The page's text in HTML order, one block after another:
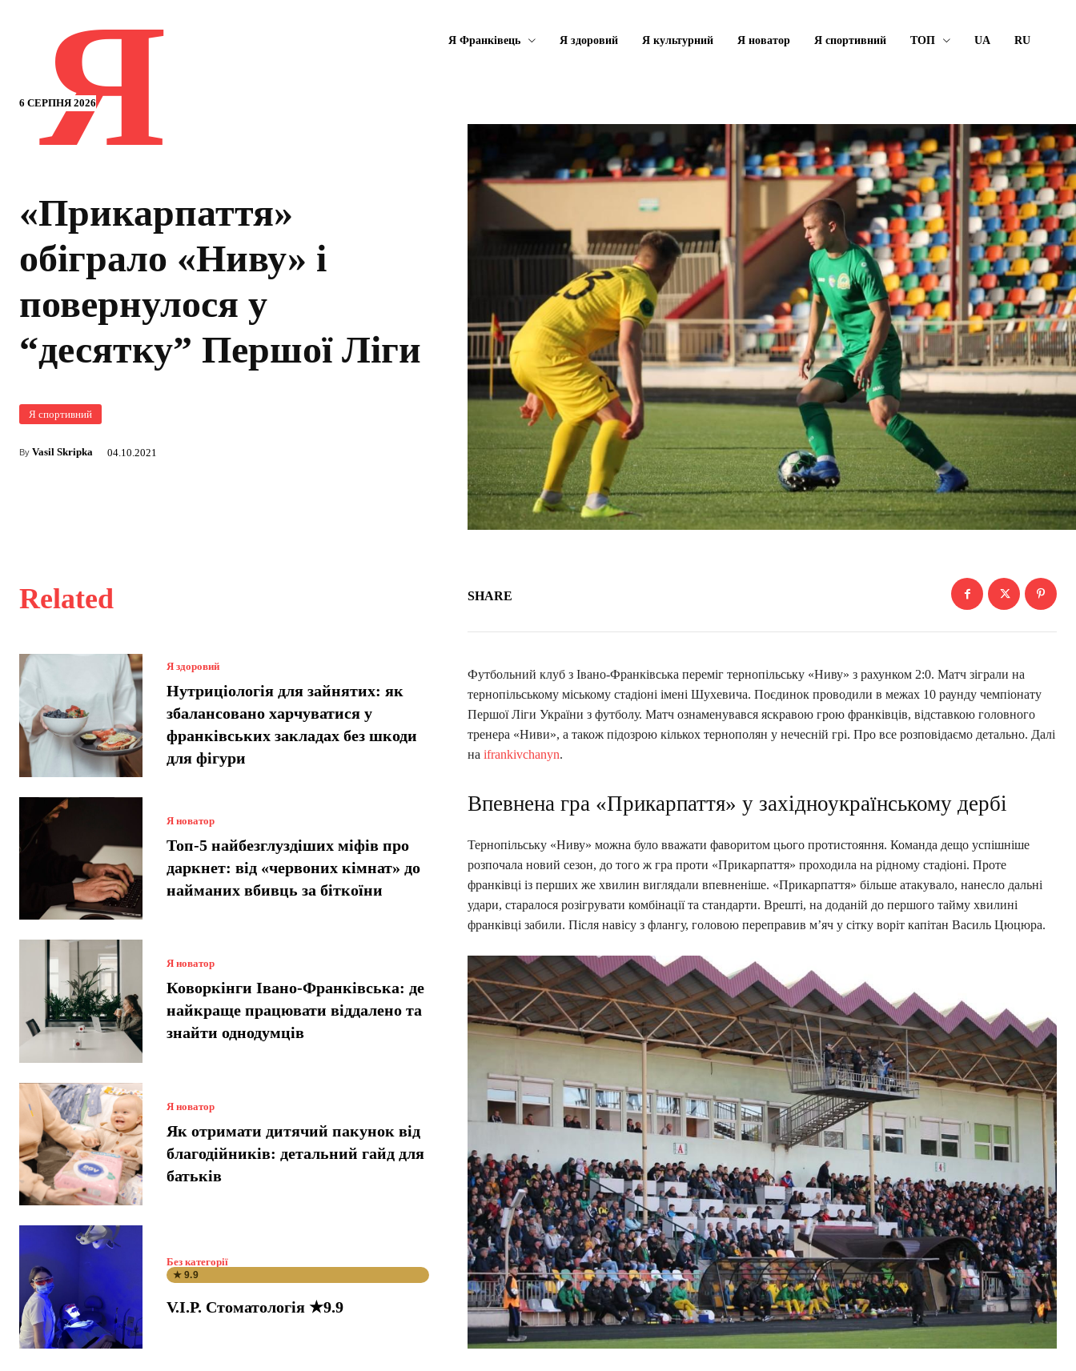
6 СЕРПНЯ 2026
Я Я Франківець Я здоровий Я культурний Я новатор Я спортивний ТОП UA RU
«Прикарпаття»
обіграло «Ниву» і
повернулося у
“десятку” Першої Ліги
Я спортивний
By Vasil Skripka 04.10.2021
Related
Я здоровий
Нутриціологія для зайнятих: як
збалансовано харчуватися у
франківських закладах без шкоди
для фігури
Я новатор
Топ-5 найбезглуздіших міфів про
даркнет: від «червоних кімнат» до
найманих вбивць за біткоїни
Я новатор
Коворкінги Івано-Франківська: де
найкраще працювати віддалено та
знайти однодумців
Я новатор
Як отримати дитячий пакунок від
благодійників: детальний гайд для
батьків
Без категорії
★ 9.9
V.I.P. Стоматологія ★9.9
SHARE
Футбольний клуб з Івано-Франківська переміг тернопільську «Ниву» з рахунком 2:0. Матч зіграли на
тернопільському міському стадіоні імені Шухевича. Поєдинок проводили в межах 10 раунду чемпіонату
Першої Ліги України з футболу. Матч ознаменувався яскравою грою франківців, відставкою головного
тренера «Ниви», а також підозрою кількох тернополян у нечесній грі. Про все розповідаємо детально. Далі
на ifrankivchanyn.
Впевнена гра «Прикарпаття» у західноукраїнському дербі
Тернопільську «Ниву» можна було вважати фаворитом цього протистояння. Команда дещо успішніше
розпочала новий сезон, до того ж гра проти «Прикарпаття» проходила на рідному стадіоні. Проте
франківці із перших же хвилин виглядали впевненіше. «Прикарпаття» більше атакувало, нанесло дальні
удари, старалося розігрувати комбінації та стандарти. Врешті, на доданій до першого тайму хвилині
франківці забили. Після навісу з флангу, головою переправив м’яч у сітку воріт капітан Василь Цюцюра.